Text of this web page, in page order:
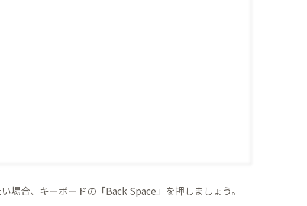
場合、キーボードの「Back Space」を押しましょう。